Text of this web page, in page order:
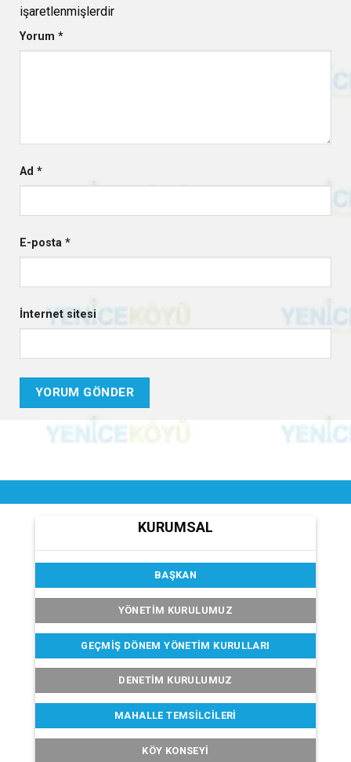
işaretlenmişlerdir
Yorum *
Ad *
E-posta *
İnternet sitesi
KURUMSAL
BAŞKAN
YÖNETİM KURULUMUZ
GEÇMIŞ DÖNEM YÖNETIM KURULLARI
DENETIM KURULUMUZ
MAHALLE TEMSILCILERI
KÖY KONSEYI